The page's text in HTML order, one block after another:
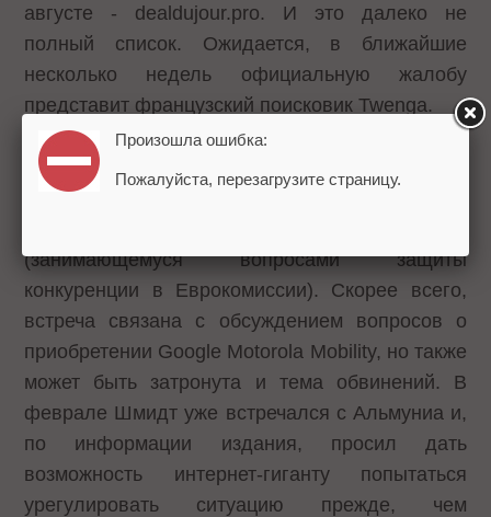
августе - dealdujour.pro. И это далеко не
полный список. Ожидается, в ближайшие
несколько недель официальную жалобу
представит французский поисковик Twenga.
В начале следующей недели председатель
совета директоров Google
(занимающемуся вопросами защиты
конкуренции в Еврокомиссии). Скорее всего,
встреча связана с обсуждением вопросов о
приобретении Google Motorola Mobility, но также
может быть затронута и тема обвинений. В
феврале Шмидт уже встречался с Альмуниа и,
по информации издания, просил дать
возможность интернет-гиганту попытаться
урегулировать ситуацию прежде, чем
Произошла ошибка:
Пожалуйста, перезагрузите страницу.